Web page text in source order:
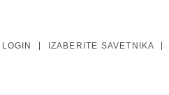
IZABERITE SAVETNIKA